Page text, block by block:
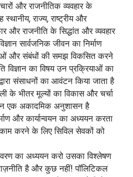
और राजनीतिक व्यवहार के
राज्य, राष्ट्रीय और
और राजनीति के सिद्धांत और व्यवहार
सार्वजनिक जीवन का निर्माण
और संबंधों की समझ विकसित करने
विज्ञान का विषय उन प्रक्रियाओं का
संसाधनों का आवंटन किया जाता है
के भीतर मूल्यों का विकास और चर्चा
एक अकादमिक अनुशासन है
और कार्यान्वयन का अध्ययन करता
करने के लिए सिविल सेवकों को
का अध्ययन करो उसका विश्लेषण
है और कुछ नहीं! पॉलिटिकल